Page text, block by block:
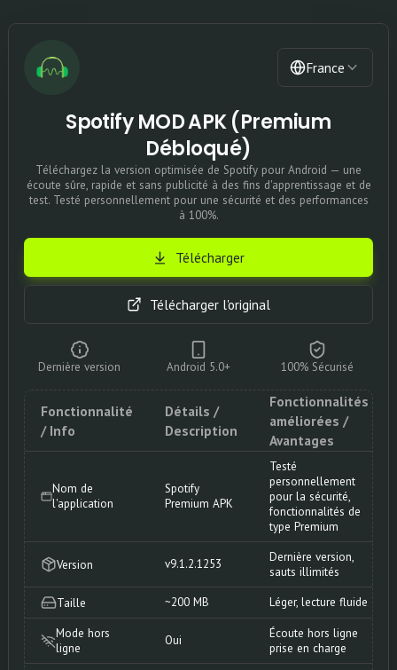
France
Spotify MOD APK (Premium
Débloqué)
Téléchargez la version optimisée de Spotify pour Android — une
écoute sûre, rapide et sans publicité à des fins d'apprentissage et de
test. Testé personnellement pour une sécurité et des performances
à 100%.
Télécharger
Télécharger l'original
Dernière version Android 5.0+ 100% Sécurisé
Fonctionnalité
/ Info
Détails /
Description
Fonctionnalités
améliorées /
Avantages
Nom de
l'application
Spotify
Premium APK
Testé
personnellement
pour la sécurité,
fonctionnalités de
type Premium
Version v9.1.2.1253
Dernière version,
sauts illimités
Taille ~200 MB Léger, lecture fluide
Mode hors
ligne
Oui
Écoute hors ligne
prise en charge